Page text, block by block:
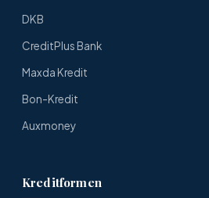
DKB
CreditPlus Bank
Maxda Kredit
Bon-Kredit
Auxmoney
Kreditformen